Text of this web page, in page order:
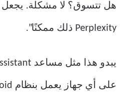
هل تتسوق؟ لا مشكلة. يجعل
Perplexity ذلك ممكنًا”.